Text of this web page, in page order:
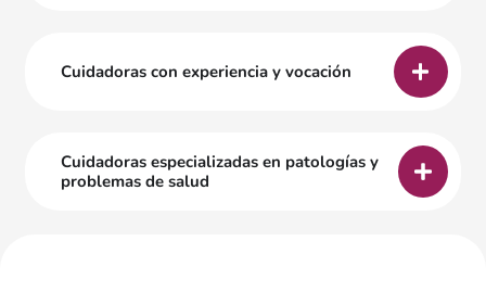
Cuidadoras con experiencia y vocación
Cuidadoras especializadas en patologías y
problemas de salud